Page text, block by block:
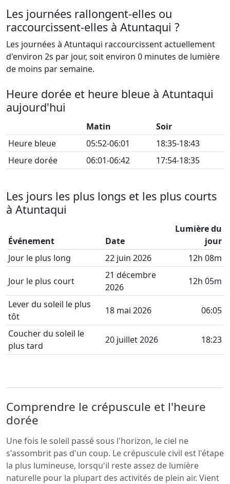
Les journées rallongent-elles ou
raccourcissent-elles à Atuntaqui ?
Les journées à Atuntaqui raccourcissent actuellement
d'environ 2s par jour, soit environ 0 minutes de lumière
de moins par semaine.
Heure dorée et heure bleue à Atuntaqui
aujourd'hui
Matin
Soir
Heure bleue
05:52-06:01
18:35-18:43
Heure dorée
06:01-06:42 17:54-18:35
Les jours les plus longs et les plus courts
à Atuntaqui
Événement Date
Lumière du
jour
Jour le plus long
22 juin 2026 12h 08m
Jour le plus court
21 décembre
2026
12h 05m
Lever du soleil le plus
tôt
18 mai 2026 06:05
Coucher du soleil le
plus tard
20 juillet 2026 18:23
Comprendre le crépuscule et l'heure
dorée
Une fois le soleil passé sous l'horizon, le ciel ne
s'assombrit pas d'un coup. Le crépuscule civil est l'étape
la plus lumineuse, lorsqu'il reste assez de lumière
naturelle pour la plupart des activités de plein air. Vient